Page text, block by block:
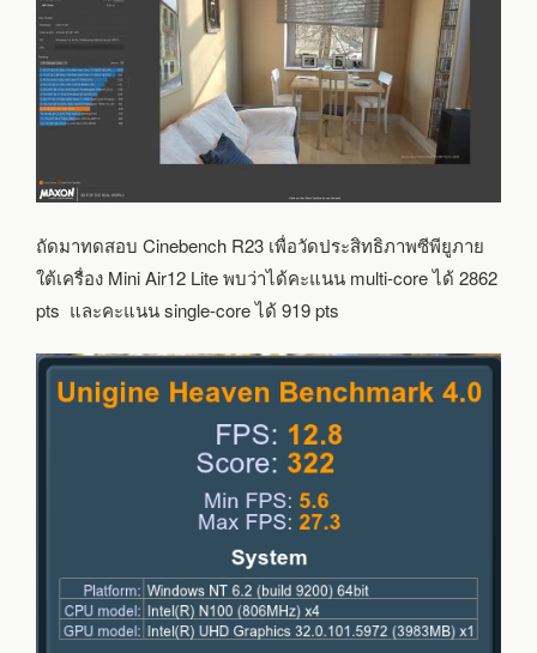
ถัดมาทดสอบ Cinebench R23 เพื่อวัดประสิทธิภาพซีพียูภาย
ใต้เครื่อง Mini Air12 Lite พบว่าได้คะแนน multi-core ได้ 2862
pts และคะแนน single-core ได้ 919 pts